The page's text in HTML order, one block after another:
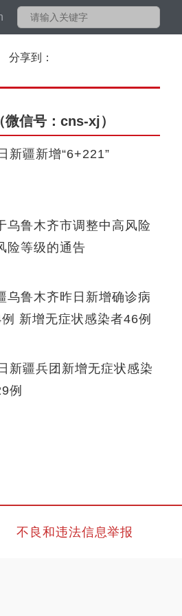
分享到：
（微信号：cns-xj）
新疆新增“6+221”
乌鲁木齐市调整中高风险
险等级的通告
乌鲁木齐昨日新增确诊病
新增无症状感染者46例
新疆兵团新增无症状感染
例
不良和违法信息举报